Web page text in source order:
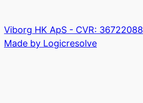
Viborg HK ApS - CVR: 36722088
Made by Logicresolve